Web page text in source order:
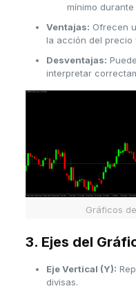
mínimo
Ventajas: Ofrecen
la acción del precio
Desventajas:
interpretar
Gráficos
3. Ejes del
Eje Vertical (Y):
divisas.